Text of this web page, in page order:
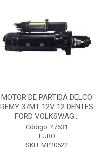
MOTOR DE PARTIDA DELCO
REMY 37MT 12V 12 DENTES
FORD VOLKSWAG...
Código: 47631
EURO
SKU: MP20622